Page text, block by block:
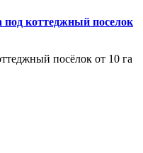
под коттеджный поселок
посёлок от 10 га